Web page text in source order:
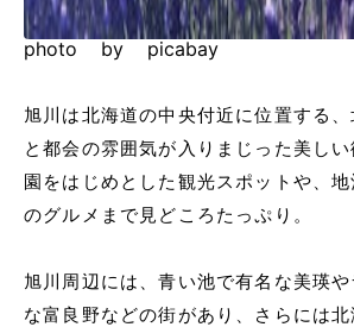
photo by picabay
旭川は北海道の中央付近に位置する
と都会の雰囲気が入りまじった美し
園をはじめとした観光スポットや、
のグルメまで見どころたっぷり。
旭川周辺には、青い池で有名な美瑛
な富良野などの街があり、さらには